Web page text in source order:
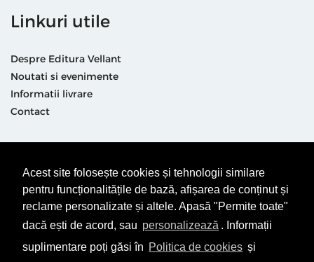
Acest site folosește cookies și tehnologii similare
pentru funcționalitățile de bază, afișarea de conținut și
reclame personalizate și altele. Apasă "Permite toate"
dacă ești de acord, sau personalizează . Informații
suplimentare poți găsi în Politica de cookies și
Linkuri utile
Despre Editura Vellant
Noutati si evenimente
Informatii livrare
Contact